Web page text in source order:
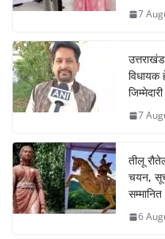
7
विधायक
जिम्मेदारी
7
तीलू
चयन,
सम्मानित
6